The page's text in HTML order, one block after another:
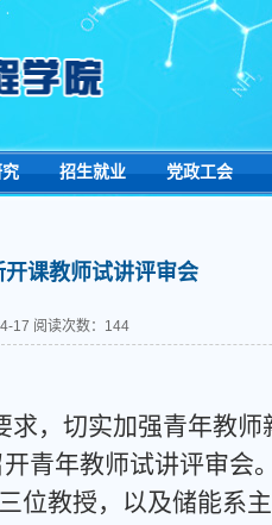
招生就业 党政工会
课教师试讲评审会
17 阅读次数： 144
，切实加强青年教
青年教师试讲评审会
位教授，以及储能系